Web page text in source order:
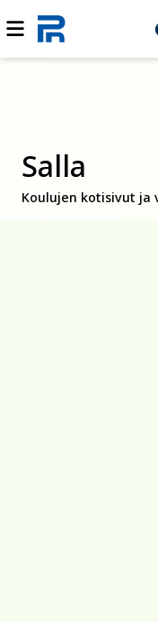
Salla
Koulujen kotisivut ja